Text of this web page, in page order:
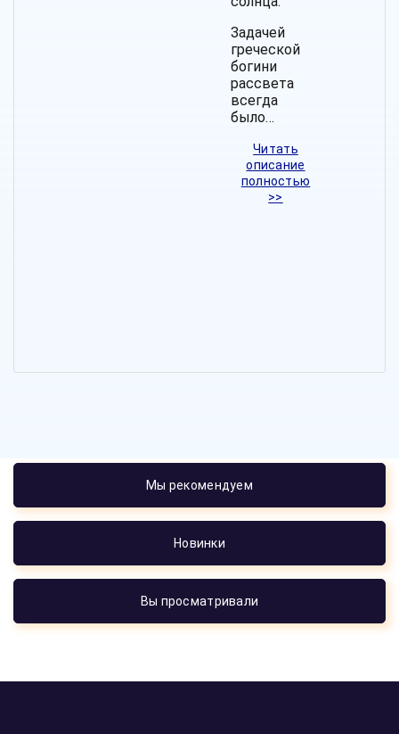
Задачей
греческой
богини
рассвета
всегда
было…
Читать
описание
полностью
>>
Мы рекомендуем
Новинки
Вы просматривали